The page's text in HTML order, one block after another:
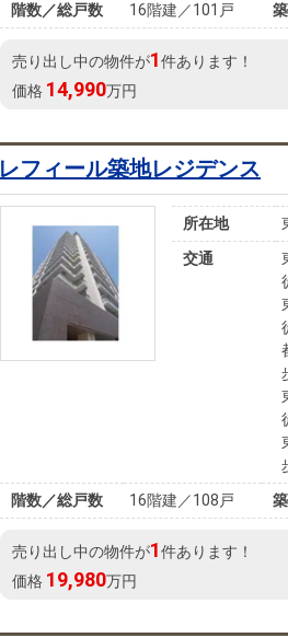
階数／総戸数
16階建／101戸
売り出し中の物件が1件あります！
価格 14,990万円
レフィール築地レジデンス
所在地
交通
階数／総戸数
16階建／108戸
売り出し中の物件が1件あります！
価格 19,980万円